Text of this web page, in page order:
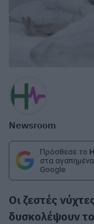
Newsroom
Πρόσθεσε το
στα
Google
Οι ζεστές
δυσκολέψουν